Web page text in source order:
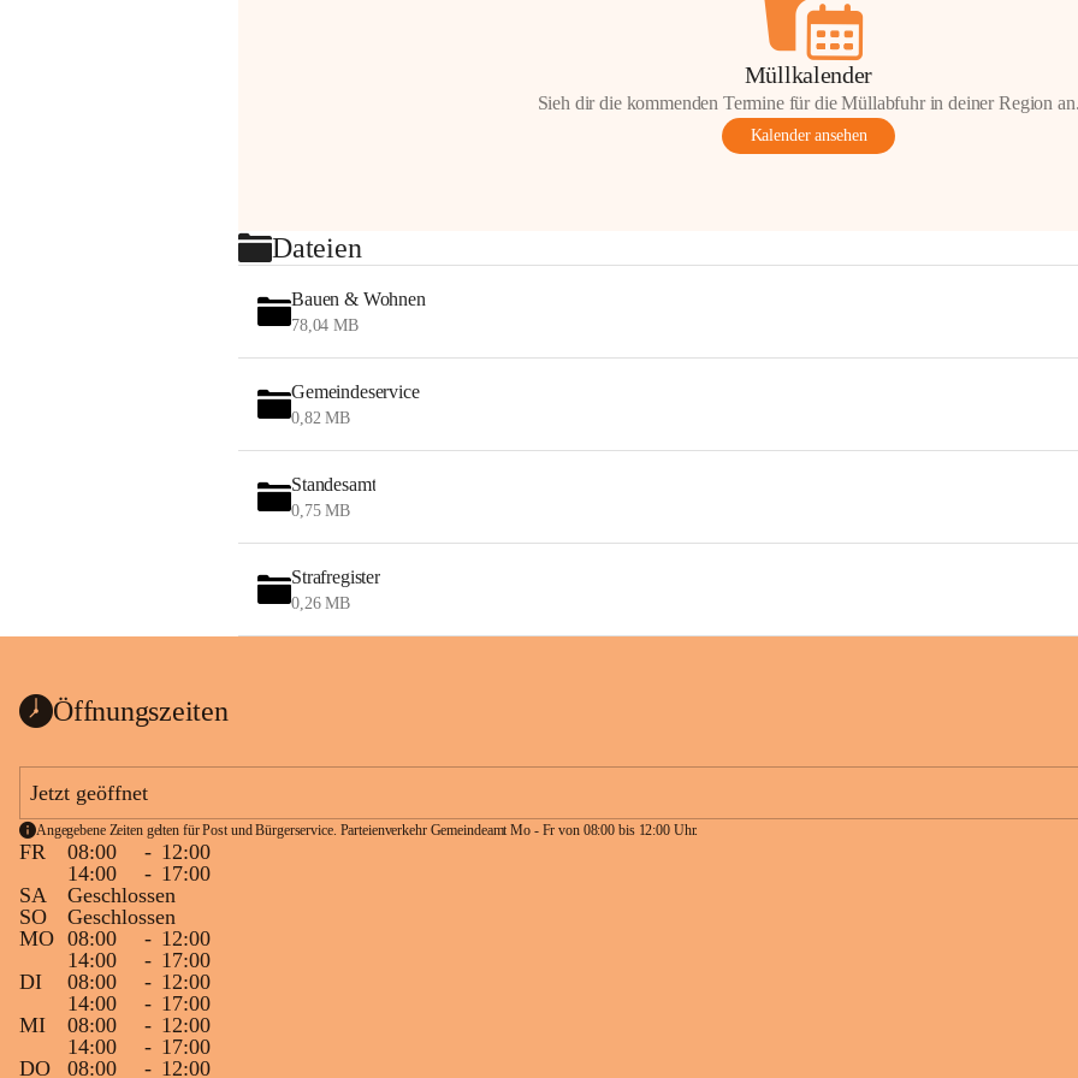
Müllkalender
Sieh dir die kommenden Termine für die Müllabfuhr in deiner Region
Kalender ansehen
Dateien
Bauen & Wohnen
78,04 MB
Gemeindeservice
0,82 MB
Standesamt
0,75 MB
Strafregister
0,26 MB
Öffnungszeiten
Jetzt geöffnet
Angegebene Zeiten gelten für Post und Bürgerservice. Parteienverkehr Gemeindeamt Mo - Fr von 08:00 bis 12:00 Uhr.
FR 08:00 - 12:00
14:00
- 17:00
SA
Geschlossen
SO
Geschlossen
MO 08:00 - 12:00
14:00
- 17:00
DI
08:00 - 12:00
14:00
- 17:00
MI
08:00 - 12:00
14:00
- 17:00
DO
08:00 - 12:00